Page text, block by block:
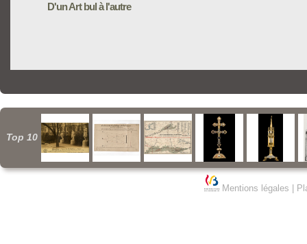
D'un Art bul à l'autre
Top 10
Mentions légales